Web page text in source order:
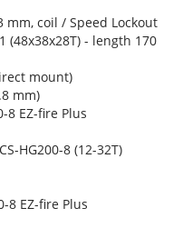
mm, coil / Speed Lockout
(48x38x28T) - length 170
mount)
mm)
8 EZ-fire Plus
HG200-8 (12-32T)
8 EZ-fire Plus